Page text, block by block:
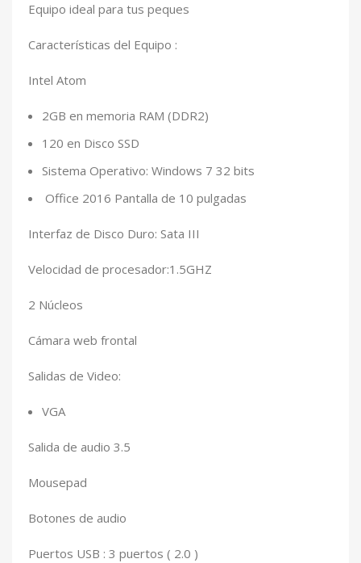
Equipo ideal para tus peques
Características del Equipo :
Intel Atom
2GB en memoria RAM (DDR2)
120 en Disco SSD
Sistema Operativo: Windows 7 32 bits
Office 2016 Pantalla de 10 pulgadas
Interfaz de Disco Duro: Sata III
Velocidad de procesador:1.5GHZ
2 Núcleos
Cámara web frontal
Salidas de Video:
VGA
Salida de audio 3.5
Mousepad
Botones de audio
Puertos USB : 3 puertos ( 2.0 )